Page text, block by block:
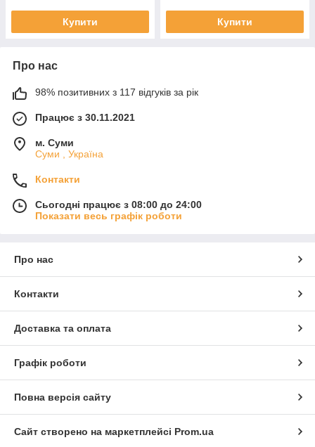
Купити Купити
Про нас
98% позитивних з 117 відгуків за рік
Працює з 30.11.2021
м. Суми
Суми , Україна
Контакти
Сьогодні працює з 08:00 до 24:00
Показати весь графік роботи
Про нас
Контакти
Доставка та оплата
Графік роботи
Повна версія сайту
Сайт створено на маркетплейсі Prom.ua